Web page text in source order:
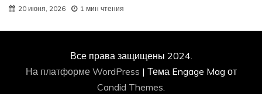
20 июня, 2026 1 мин чтения
Все права защищены 2024.
На платформе WordPress | Тема Engage Mag от
Candid Themes